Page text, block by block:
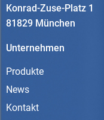
Konrad-Zuse-Platz 1
81829 München
Unternehmen
Produkte
News
Kontakt